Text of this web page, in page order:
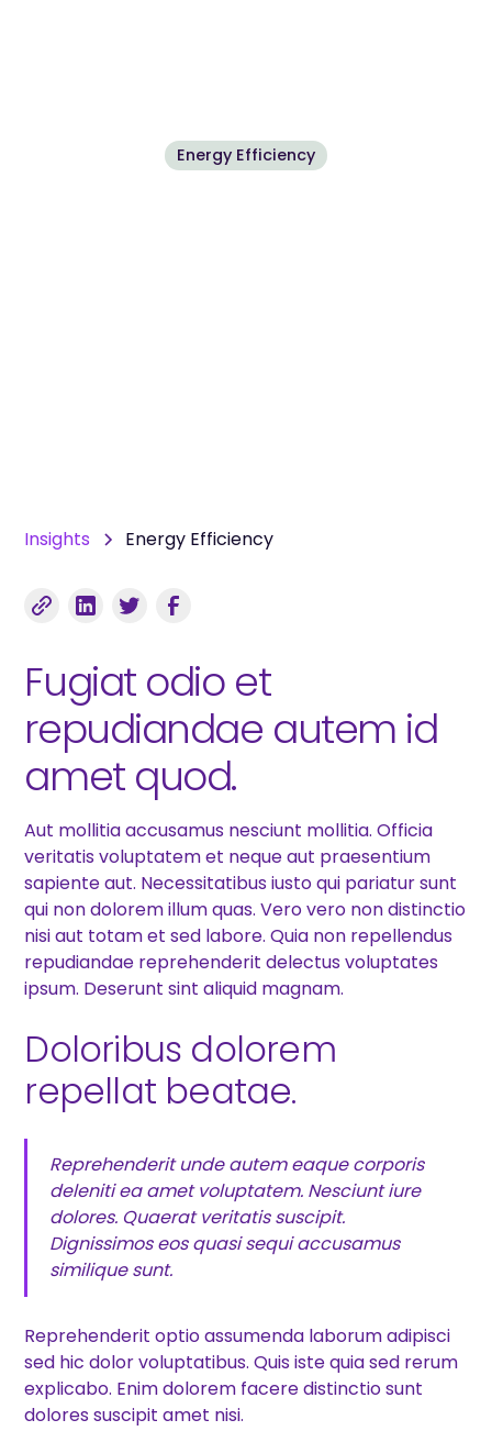
Energy Efficiency
Insights Energy Efficiency
Fugiat odio et
repudiandae autem id
amet quod.
Aut mollitia accusamus nesciunt mollitia. Officia
veritatis voluptatem et neque aut praesentium
sapiente aut. Necessitatibus iusto qui pariatur sunt
qui non dolorem illum quas. Vero vero non distinctio
nisi aut totam et sed labore. Quia non repellendus
repudiandae reprehenderit delectus voluptates
ipsum. Deserunt sint aliquid magnam.
Doloribus dolorem
repellat beatae.
Reprehenderit unde autem eaque corporis
deleniti ea amet voluptatem. Nesciunt iure
dolores. Quaerat veritatis suscipit.
Dignissimos eos quasi sequi accusamus
similique sunt.
Reprehenderit optio assumenda laborum adipisci
sed hic dolor voluptatibus. Quis iste quia sed rerum
explicabo. Enim dolorem facere distinctio sunt
dolores suscipit amet nisi.